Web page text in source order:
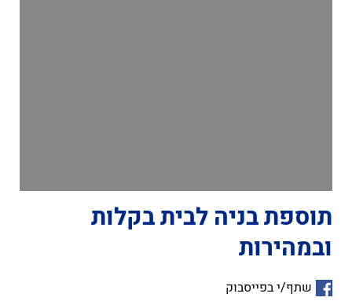
תוספת בניה לבית בקלות
ובמהירות
שתף/י בפייסבוק